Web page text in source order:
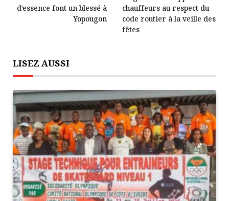
d’essence font un blessé à
Yopougon
chauffeurs au respect du
code routier à la veille des
fêtes
LISEZ AUSSI